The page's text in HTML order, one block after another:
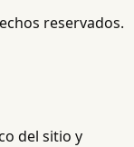
reservados.
del sitio y